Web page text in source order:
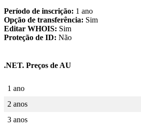
Período de inscrição: 1 ano
Opção de transferência: Sim
Editar WHOIS: Sim
Proteção de ID: Não
.NET. Preços de AU
1 ano
2 anos
3 anos